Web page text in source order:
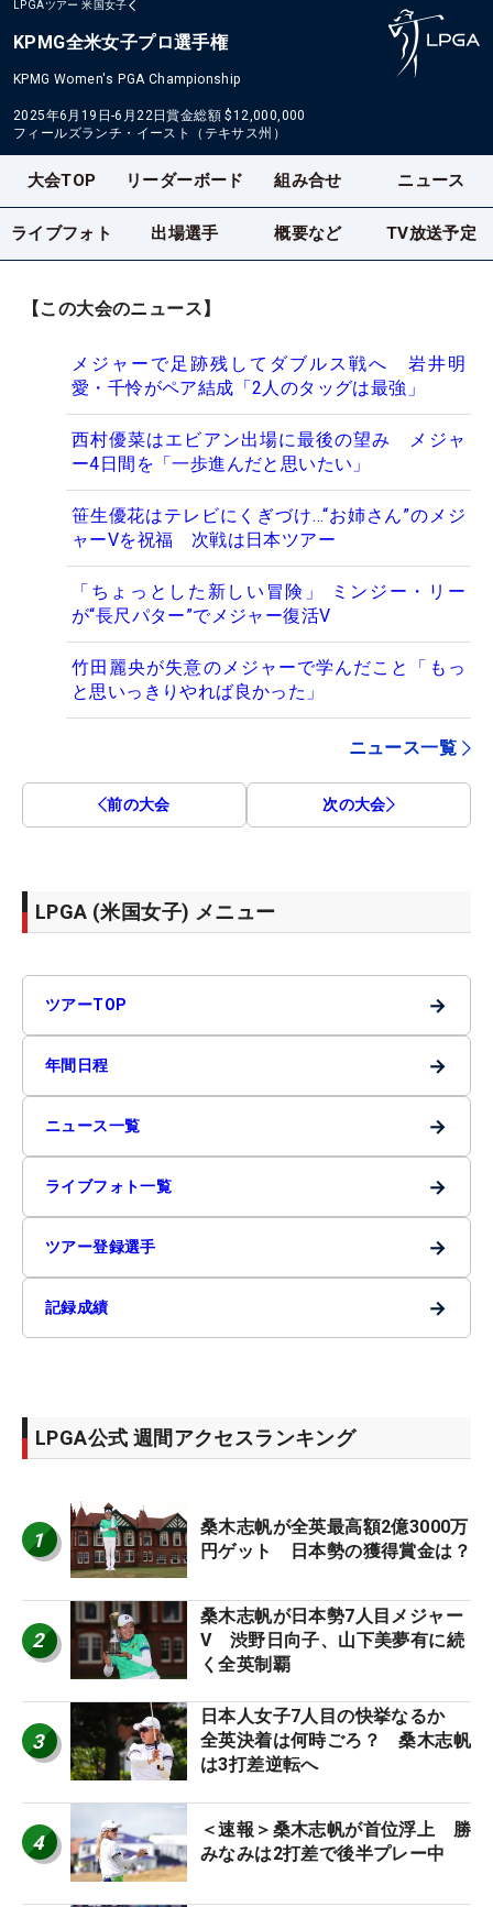
LPGAツアー 米国女子
KPMG全米女子プロ選手権
KPMG Women's PGA Championship
2025年6月19日-6月22日賞金総額 $12,000,000
フィールズランチ・イースト（テキサス州）
大会TOP リーダーボード 組み合せ ニュース
ライブフォト 出場選手 概要など TV放送予定
【この大会のニュース】
メジャーで足跡残してダブルス戦へ 岩井明
愛・千怜がペア結成「2人のタッグは最強」
西村優菜はエビアン出場に最後の望み メジャ
ー4日間を「一歩進んだと思いたい」
笹生優花はテレビにくぎづけ…“お姉さん”のメジ
ャーVを祝福 次戦は日本ツアー
「ちょっとした新しい冒険」 ミンジー・リー
が“長尺パター”でメジャー復活V
竹田麗央が失意のメジャーで学んだこと「もっ
と思いっきりやれば良かった」
ニュース一覧
前の大会 次の大会
LPGA (米国女子) メニュー
ツアーTOP →
年間日程 →
ニュース一覧 →
ライブフォト一覧 →
ツアー登録選手 →
記録成績 →
LPGA公式 週間アクセスランキング
1
桑木志帆が全英最高額2億3000万
円ゲット 日本勢の獲得賞金は？
2
桑木志帆が日本勢7人目メジャー
V 渋野日向子、山下美夢有に続
く全英制覇
3
日本人女子7人目の快挙なるか
全英決着は何時ごろ？ 桑木志帆
は3打差逆転へ
4
＜速報＞桑木志帆が首位浮上 勝
みなみは2打差で後半プレー中